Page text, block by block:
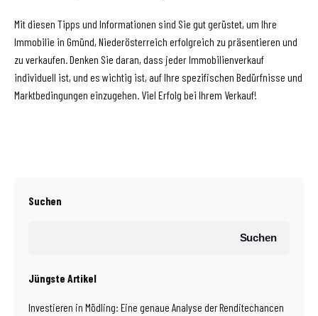
Mit diesen Tipps und Informationen sind Sie gut gerüstet, um Ihre
Immobilie in Gmünd, Niederösterreich erfolgreich zu präsentieren und
zu verkaufen. Denken Sie daran, dass jeder Immobilienverkauf
individuell ist, und es wichtig ist, auf Ihre spezifischen Bedürfnisse und
Marktbedingungen einzugehen. Viel Erfolg bei Ihrem Verkauf!
Suchen
Suchen
Jüngste Artikel
Investieren in Mödling: Eine genaue Analyse der Renditechancen